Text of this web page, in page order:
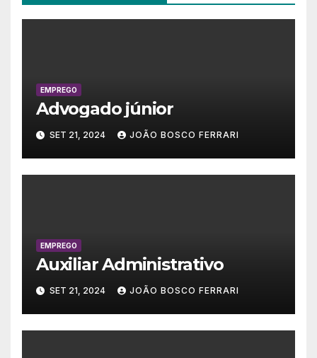
EMPREGO
Advogado júnior
SET 21, 2024 JOÃO BOSCO FERRARI
EMPREGO
Auxiliar Administrativo
SET 21, 2024 JOÃO BOSCO FERRARI